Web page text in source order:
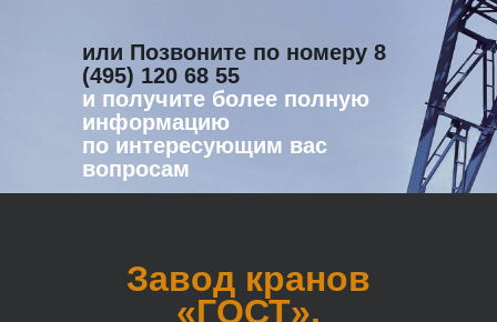
или Позвоните по номеру 8
(495) 120 68 55
и получите более полную
информацию
по интересующим вас
вопросам
Завод кранов
«ГОСТ».